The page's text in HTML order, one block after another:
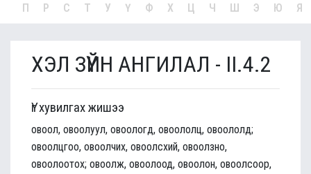
П Р С Т У Ү Ф Х Ц Ч Ш Э Ю Я
ХЭЛ ЗҮЙН АНГИЛАЛ - II.4.2
Үг хувилгах жишээ
овоол, овоолуул, овоологд, овоололц, овоололд;
овоолцгоо, овоолчих, овоолсхий, овоолзно,
овоолоотох; овоолж, овоолоод, овоолон, овоолсоор,